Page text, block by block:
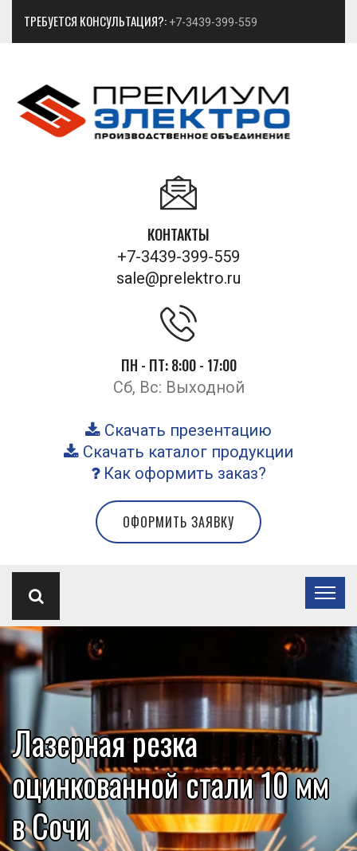
ТРЕБУЕТСЯ КОНСУЛЬТАЦИЯ?: +7-3439-399-559
КОНТАКТЫ
+7-3439-399-559
sale@prelektro.ru
ПН - ПТ: 8:00 - 17:00
Сб, Вс: Выходной
Скачать презентацию
Скачать каталог продукции
Как оформить заказ?
ОФОРМИТЬ ЗАЯВКУ
Лазерная резка
оцинкованной стали 10 мм
в Сочи